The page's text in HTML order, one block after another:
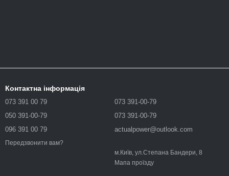
Контактна інформація
073 391 00 79
050 391-00-79
096 391 00 79
Передзвонити вам?
073 391-00-79
073 391-00-79
actualpower@outlook.com
м.Київ, ул.Степана Бандери, 8
Мапа проїзду